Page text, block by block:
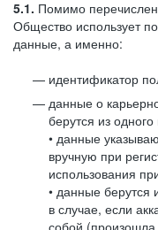
5.1. Помимо
Общество использует
данные, а именно:
идентификатор
данные о
берутся из одного
• данные
вручную при
использования
• данные берутся
в случае, если
собой